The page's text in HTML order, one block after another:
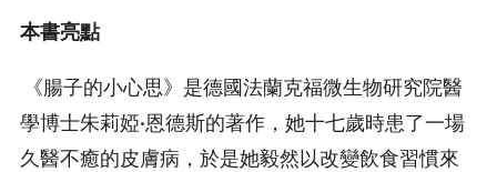
本書亮點
《腸子的小心思》是德國法蘭克福微生物研究院醫
學博士朱莉婭·恩德斯的著作，她十七歲時患了一場
久醫不癒的皮膚病，於是她毅然以改變飲食習慣來